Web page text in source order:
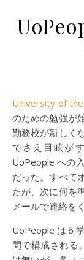
University of
のための勉強が
勤務校が新しく
でさえ目眩が
UoPeople への
だった。すべて
たが、次に何を
メールで連絡を
UoPeople は５
間で構成される